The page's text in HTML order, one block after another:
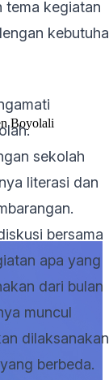
tema kegiatan
sekolah
literasi dan
bersama
apa yang
dari bulan
muncul
dilaksanakan
berbeda.
Boyolali